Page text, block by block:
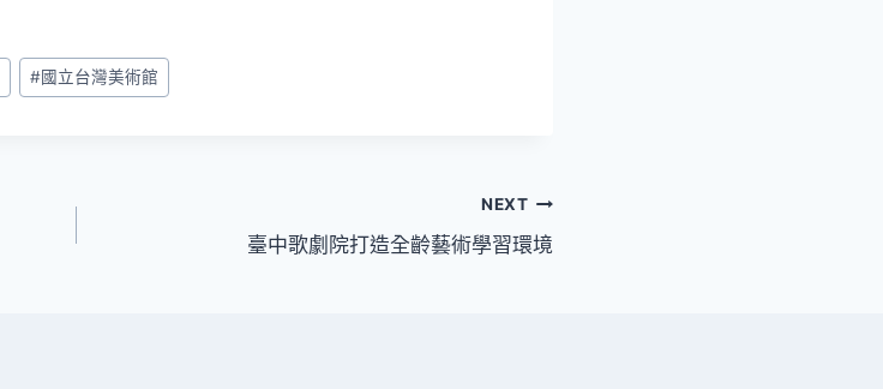
#國立台灣美術館
NEXT
臺中歌劇院打造全齡藝術學習環境